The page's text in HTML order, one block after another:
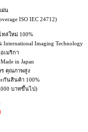
ผ่น
ISO IEC 24712)
หล่ใหม่ 100%
Imaging Technology
เมริกา
in Japan
คุณภาพสูง
กันสินค้า 100%
บาทขึ้นไป)